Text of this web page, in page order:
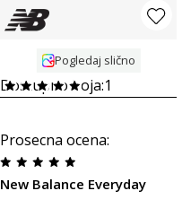
Pogledaj slično
Dostupno boja:1
Prosecna ocena:
New Balance Everyday